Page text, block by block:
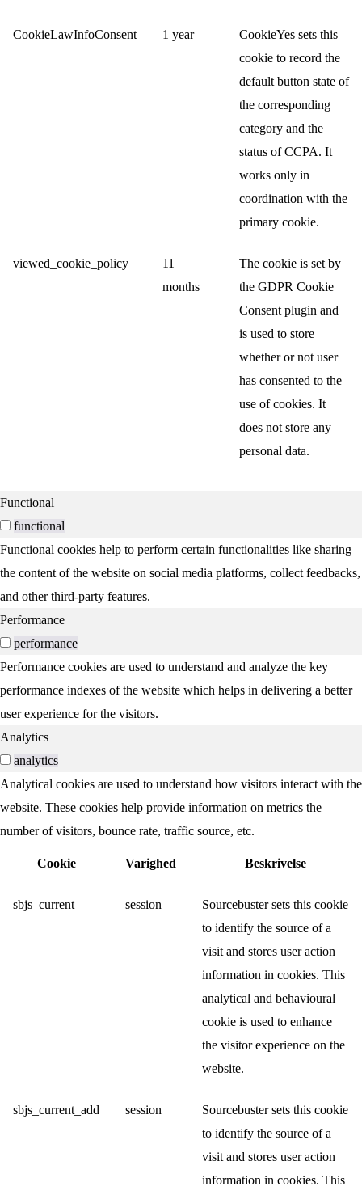
CookieLawInfoConsent 1 year
CookieYes sets this
cookie to record the
default button state of
the corresponding
category and the
status of CCPA. It
works only in
coordination with the
primary cookie.
viewed_cookie_policy
11
months
The cookie is set by
the GDPR Cookie
Consent plugin and
is used to store
whether or not user
has consented to the
use of cookies. It
does not store any
personal data.
Functional
functional
Functional cookies help to perform certain functionalities like sharing
the content of the website on social media platforms, collect feedbacks,
and other third-party features.
Performance
performance
Performance cookies are used to understand and analyze the key
performance indexes of the website which helps in delivering a better
user experience for the visitors.
Analytics
analytics
Analytical cookies are used to understand how visitors interact with the
website. These cookies help provide information on metrics the
number of visitors, bounce rate, traffic source, etc.
Cookie Varighed Beskrivelse
sbjs_current session
Sourcebuster sets this cookie
to identify the source of a
visit and stores user action
information in cookies. This
analytical and behavioural
cookie is used to enhance
the visitor experience on the
website.
sbjs_current_add session
Sourcebuster sets this cookie
to identify the source of a
visit and stores user action
information in cookies. This